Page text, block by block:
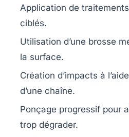
Application de
ciblés.
Utilisation d’une brosse
la surface.
Création d’impacts à
d’une chaîne.
Ponçage progressif pour
trop dégrader.